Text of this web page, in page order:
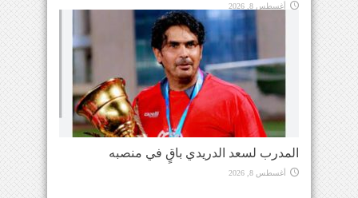
أغسطس 8, 2026
المدرب لسعد الدريدي باقٍ في منصبه
أغسطس 8, 2026